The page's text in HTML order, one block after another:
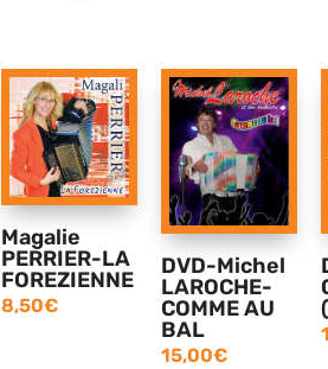
Magalie
PERRIER-LA
FOREZIENNE
8,50€
DVD-Michel
LAROCHE-
COMME AU
BAL
15,00€